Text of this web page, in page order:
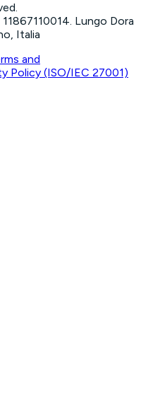
Lungo Dora
Italia
and
Policy (ISO/IEC 27001)